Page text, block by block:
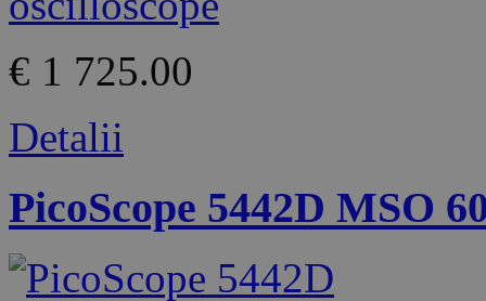
€ 1 725.00
Detalii
PicoScope 5442D MSO